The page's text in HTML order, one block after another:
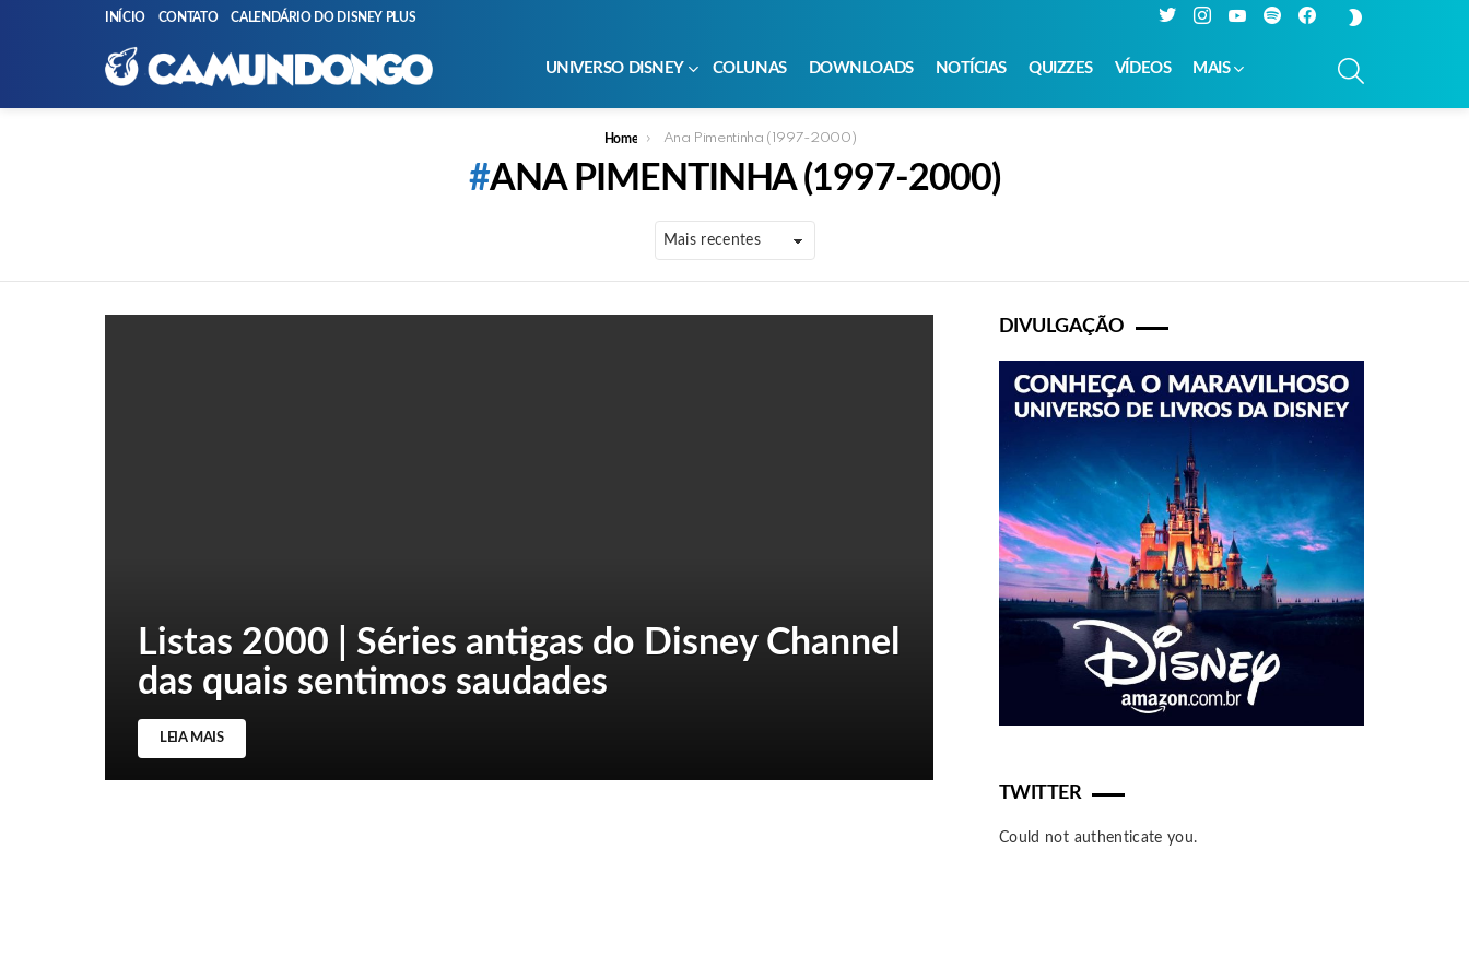
INÍCIO CONTATO CALENDÁRIO DO DISNEY PLUS
TwitterInstagramYouTubeSpotify Facebook
UNIVERSO DISNEY COLUNAS DOWNLOADS NOTÍCIAS QUIZZES VÍDEOS MAIS
Home Ana Pimentinha (1997-2000)
ANA PIMENTINHA (1997-2000)
Listas 2000 | Séries antigas do Disney Channel
das quais sentimos saudades
LEIA MAIS
DIVULGAÇÃO
TWITTER
Could not authenticate you.